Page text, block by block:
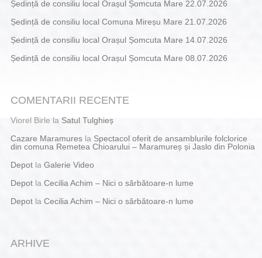
Ședință de consiliu local Orașul Șomcuta Mare 22.07.2026
Ședință de consiliu local Comuna Mireșu Mare 21.07.2026
Ședință de consiliu local Orașul Șomcuta Mare 14.07.2026
Ședință de consiliu local Orașul Șomcuta Mare 08.07.2026
COMENTARII RECENTE
Viorel Birle la Satul Tulghieș
Cazare Maramuresla Spectacol oferit de ansamblurile folclorice
din comuna Remetea Chioarului – Maramureș și Jaslo din Polonia
Depotla Galerie Video
Depotla Cecilia Achim – Nici o sărbătoare-n lume
Depotla Cecilia Achim – Nici o sărbătoare-n lume
ARHIVE